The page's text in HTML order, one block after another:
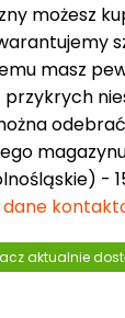
możesz
masz
-
dane
aktualnie